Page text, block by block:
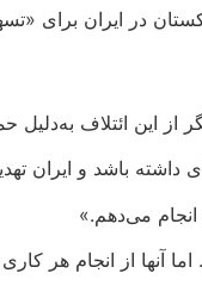
در ایران برای
این ائتلاف به‌دلیل
داشته باشد و ایران
می‌دهم.»
اما آنها از انجام هر